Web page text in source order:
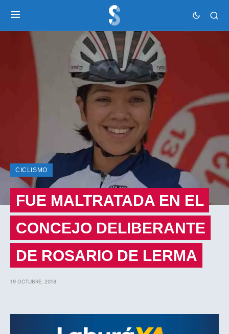
CICLISMO
FUE MALTRATADA EN EL
CONCEJO DELIBERANTE
DE ROSARIO DE LERMA
19 OCTUBRE, 2018